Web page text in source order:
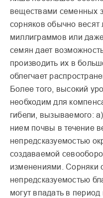
веществами семенных
сорняков обычно весят
миллиграммов или
семян дает
производить их в
облегчает
Более того, высокий
необходим для
гибели, вызываемого:
нием почвы в течение
непредсказуемостью
создаваемой
изменениями. Сорняки
непредсказуемостью
могут впадать в